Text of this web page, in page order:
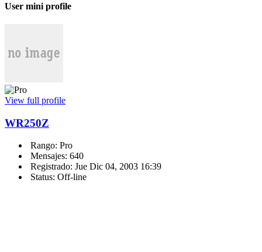
User mini profile
View full profile
WR250Z
Rango: Pro
Mensajes: 640
Registrado: Jue Dic 04, 2003 16:39
Status: Off-line